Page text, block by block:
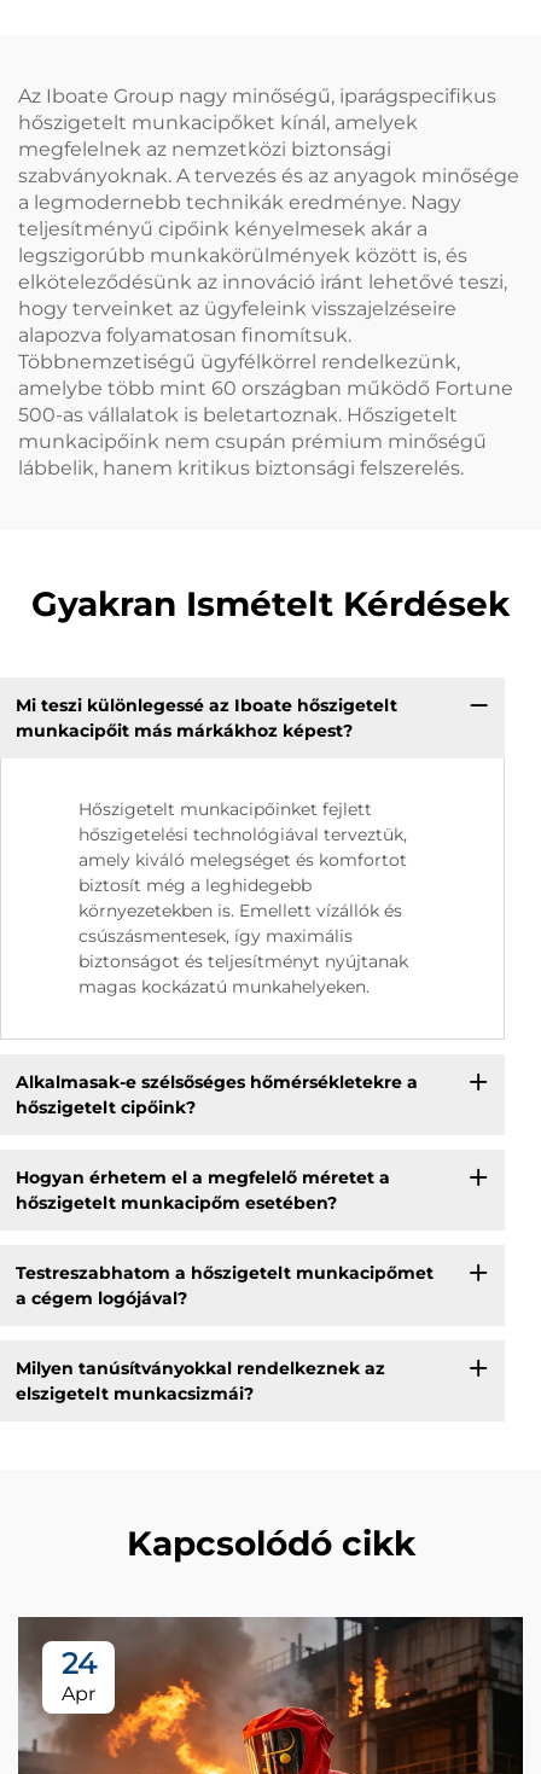
Az Iboate Group nagy minőségű, iparágspecifikus
hőszigetelt munkacipőket kínál, amelyek
megfelelnek az nemzetközi biztonsági
szabványoknak. A tervezés és az anyagok minősége
a legmodernebb technikák eredménye. Nagy
teljesítményű cipőink kényelmesek akár a
legszigorúbb munkakörülmények között is, és
elköteleződésünk az innováció iránt lehetővé teszi,
hogy terveinket az ügyfeleink visszajelzéseire
alapozva folyamatosan finomítsuk.
Többnemzetiségű ügyfélkörrel rendelkezünk,
amelybe több mint 60 országban működő Fortune
500-as vállalatok is beletartoznak. Hőszigetelt
munkacipőink nem csupán prémium minőségű
lábbelik, hanem kritikus biztonsági felszerelés.
Gyakran Ismételt Kérdések
Mi teszi különlegessé az Iboate hőszigetelt
munkacipőit más márkákhoz képest?
Hőszigetelt munkacipőinket fejlett
hőszigetelési technológiával terveztük,
amely kiváló melegséget és komfortot
biztosít még a leghidegebb
környezetekben is. Emellett vízállók és
csúszásmentesek, így maximális
biztonságot és teljesítményt nyújtanak
magas kockázatú munkahelyeken.
Alkalmasak-e szélsőséges hőmérsékletekre a
hőszigetelt cipőink?
Hogyan érhetem el a megfelelő méretet a
hőszigetelt munkacipőm esetében?
Testreszabhatom a hőszigetelt munkacipőmet
a cégem logójával?
Milyen tanúsítványokkal rendelkeznek az
elszigetelt munkacsizmái?
Kapcsolódó cikk
24
Apr